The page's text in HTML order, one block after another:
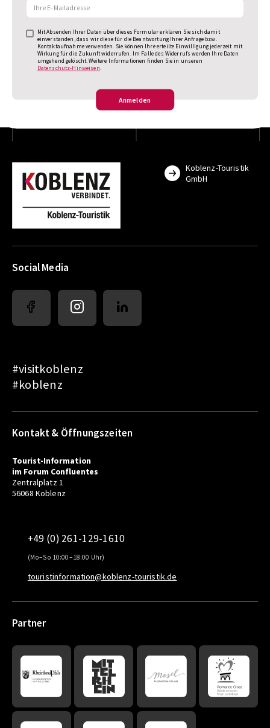
Mit Absenden Ihrer Daten über dieses Formular erklären Sie sich damit
einverstanden, dass wir diese für die Beantwortung Ihrer Anfrage bzw.
Kontaktaufnahme verwenden. Sie können Ihre erteilte Einwilligung jederzeit mit
Wirkung für die Zukunft widerrufen. Im Falle des Widerrufs werden Ihre Daten
umgehend gelöscht. Weitere Informationen finden Sie in unseren
Datenschutz-Hinweisen.
Anmelden
Koblenz-Touristik
GmbH
Social Media
#visitkoblenz
#koblenz
Kontakt & Öffnungszeiten
Tourist-Information
im Forum Confluentes
Zentralplatz 1
56068 Koblenz
+49 (0) 261-129-1610
(Mo–So 10:00–18:00 Uhr)
touristinformation@koblenz-touristik.de
Partner